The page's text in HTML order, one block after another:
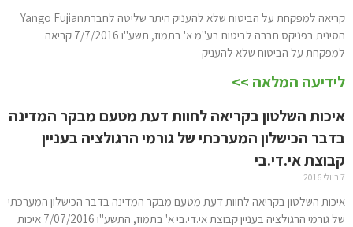
קריאה למפקחת על הביטוח שלא להעניק היתר שליטה לחברתYango Fujian
הסינית בפניקס חברה לביטוח בע"מ א' בתמוז, תשע"ו 7/7/2016 קריאה
למפקחת על הביטוח שלא להעניק
לידיעה המלאה >>
איכות השלטון בקריאה לחוות דעת מטעם מבקר המדינה
בדבר הכישלון המערכתי של גורמי הרגולציה בעניין
קבוצת אי.די.בי
7 ביולי 2016
איכות השלטון בקריאה לחוות דעת מטעם מבקר המדינה בדבר הכישלון המערכתי
של גורמי הרגולציה בעניין קבוצת אי.די.בי א' בתמוז, התשע"ו 7/07/2016 איכות